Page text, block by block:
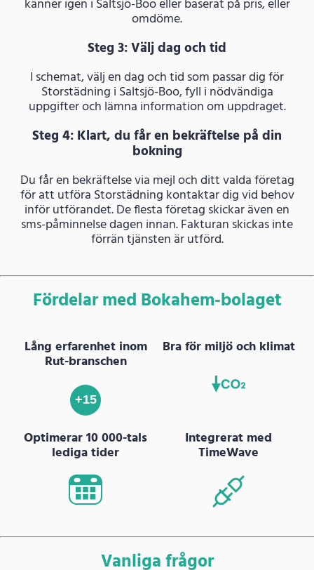
känner igen i Saltsjö-Boo eller baserat på pris, eller
omdöme.
Steg 3: Välj dag och tid
I schemat, välj en dag och tid som passar dig för
Storstädning i Saltsjö-Boo, fyll i nödvändiga
uppgifter och lämna information om uppdraget.
Steg 4: Klart, du får en bekräftelse på din
bokning
Du får en bekräftelse via mejl och ditt valda företag
för att utföra Storstädning kontaktar dig vid behov
inför utförandet. De flesta företag skickar även en
sms-påminnelse dagen innan. Fakturan skickas inte
förrän tjänsten är utförd.
Fördelar med Bokahem-bolaget
Lång erfarenhet inom
Rut-branschen
+15
Bra för miljö och klimat
Optimerar 10 000-tals
lediga tider
Integrerat med
TimeWave
Vanliga frågor